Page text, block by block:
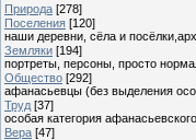
Природа [278]
Поселения [120]
наши деревни, сёла и
Земляки [194]
портреты, персоны, просто
Общество [292]
афанасьевцы (без выделения
Труд [37]
особая категория
Вера [47]